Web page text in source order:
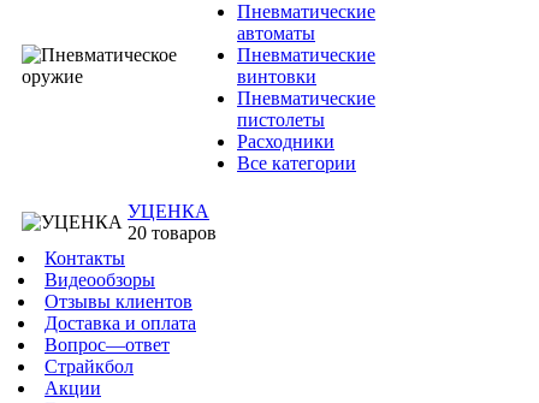
Пневматические
автоматы
Пневматические
винтовки
Пневматические
пистолеты
Расходники
Все категории
УЦЕНКА
20 товаров
Контакты
Видеообзоры
Отзывы клиентов
Доставка и оплата
Вопрос—ответ
Страйкбол
Акции